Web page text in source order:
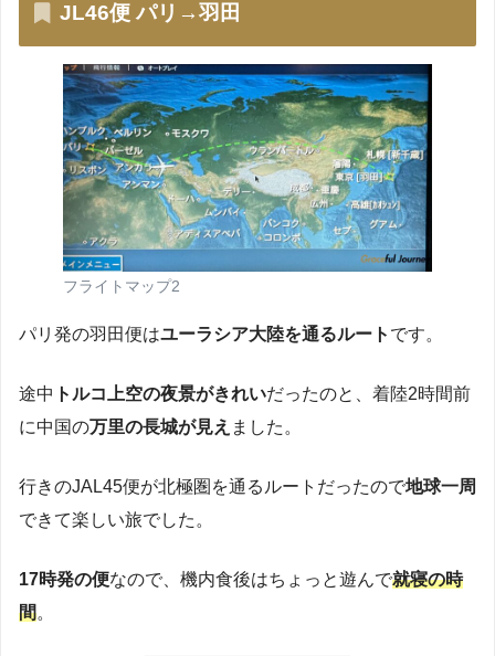
JL46便 パリ→羽田
フライトマップ2
パリ発の羽田便はユーラシア大陸を通るルート です。
途中 トルコ上空の夜景がきれいだったのと、着陸2時間前
に中国の万里の長城が見え ました。
行きのJAL45便が北極圏を通るルートだったので地球一周
できて楽しい旅でした。
17時発の便なので、機内食後はちょっと遊んで就寝の時
間。